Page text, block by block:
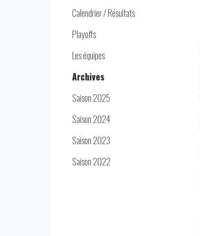
Calendrier / Résultats
Playoffs
Les équipes
Archives
Saison 2025
Saison 2024
Saison 2023
Saison 2022